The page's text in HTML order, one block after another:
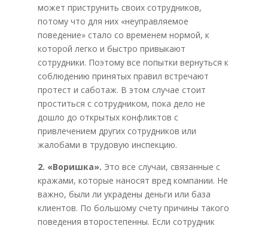
может приструнить своих сотрудников,
потому что для них «неуправляемое
поведение» стало со временем нормой, к
которой легко и быстро привыкают
сотрудники. Поэтому все попытки вернуться к
соблюдению принятых правил встречают
протест и саботаж. В этом случае стоит
проститься с сотрудником, пока дело не
дошло до открытых конфликтов с
привлечением других сотрудников или
жалобами в трудовую инспекцию.
2. «Воришка». Это все случаи, связанные с
кражами, которые наносят вред компании. Не
важно, были ли украдены деньги или база
клиентов. По большому счету причины такого
поведения второстепенны. Если сотрудник